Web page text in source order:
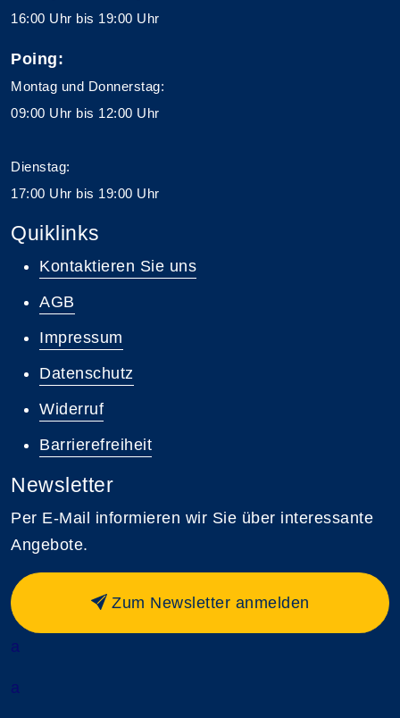
16:00 Uhr bis 19:00 Uhr
Poing:
Montag und Donnerstag:
09:00 Uhr bis 12:00 Uhr
Dienstag:
17:00 Uhr bis 19:00 Uhr
Quiklinks
Kontaktieren Sie uns
AGB
Impressum
Datenschutz
Widerruf
Barrierefreiheit
Newsletter
Per E-Mail informieren wir Sie über interessante
Angebote.
Zum Newsletter anmelden
a
a